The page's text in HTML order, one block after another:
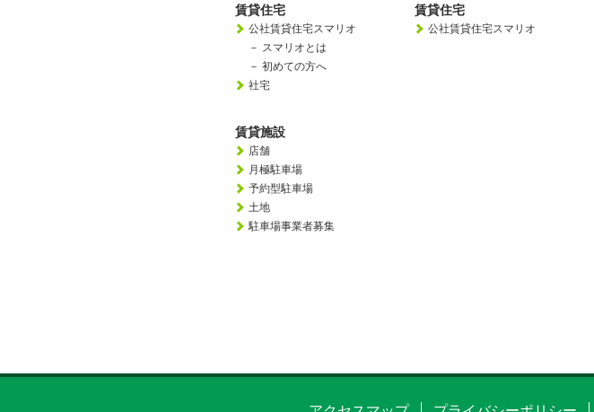
賃貸住宅
公社賃貸住宅スマリオ
－ スマリオとは
－ 初めての方へ
社宅
賃貸施設
店舗
月極駐車場
予約型駐車場
土地
駐車場事業者募集
賃貸住宅
公社賃貸住宅スマリオ